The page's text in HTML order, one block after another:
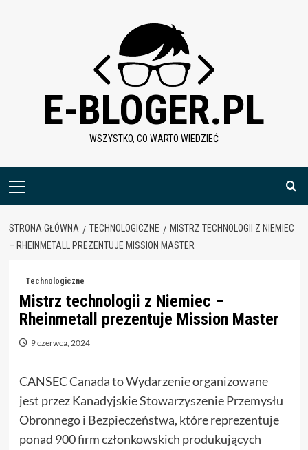
E-BLOGER.PL
WSZYSTKO, CO WARTO WIEDZIEĆ
Menu
STRONA GŁÓWNA TECHNOLOGICZNE
MISTRZ TECHNOLOGII Z NIEMIEC
– RHEINMETALL PREZENTUJE MISSION MASTER
Technologiczne
Mistrz technologii z Niemiec –
Rheinmetall prezentuje Mission Master
9 czerwca, 2024
CANSEC Canada to Wydarzenie organizowane
jest przez Kanadyjskie Stowarzyszenie Przemysłu
Obronnego i Bezpieczeństwa, które reprezentuje
ponad 900 firm członkowskich produkujących